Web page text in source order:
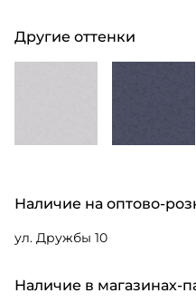
Другие оттенки
Наличие на оптово-
ул. Дружбы 10
Наличие в магазинах-